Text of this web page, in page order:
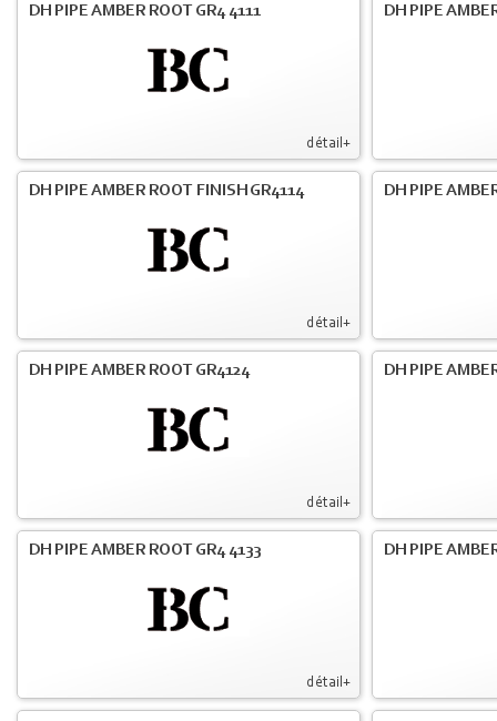
détail+
DH PIPE AMBER ROOT GR4 4111 DH PIPE
détail+
DH PIPE AMBER ROOT FINISH GR4114 DH PIPE
détail+
DH PIPE AMBER ROOT GR4124 DH PIPE
détail+
DH PIPE AMBER ROOT GR4 4133 DH PIPE